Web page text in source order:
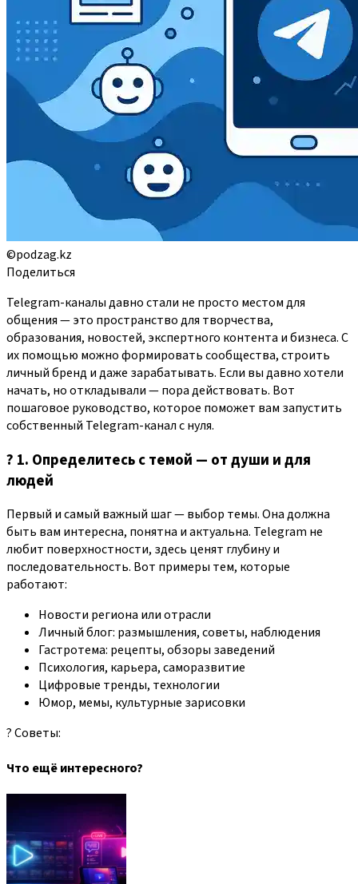
©podzag.kz
Поделиться
Telegram-каналы давно стали не просто местом для
общения — это пространство для творчества,
образования, новостей, экспертного контента и бизнеса. С
их помощью можно формировать сообщества, строить
личный бренд и даже зарабатывать. Если вы давно хотели
начать, но откладывали — пора действовать. Вот
пошаговое руководство, которое поможет вам запустить
собственный Telegram-канал с нуля.
? 1. Определитесь с темой — от души и для
людей
Первый и самый важный шаг — выбор темы. Она должна
быть вам интересна, понятна и актуальна. Telegram не
любит поверхностности, здесь ценят глубину и
последовательность. Вот примеры тем, которые
работают:
Новости региона или отрасли
Личный блог: размышления, советы, наблюдения
Гастротема: рецепты, обзоры заведений
Психология, карьера, саморазвитие
Цифровые тренды, технологии
Юмор, мемы, культурные зарисовки
? Советы:
Что ещё интересного?